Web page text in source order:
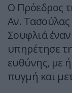
Ο Πρόεδρος
Αν. Τασούλας
Σουφλιά
υπηρέτησε
ευθύνης, με
πυγμή και